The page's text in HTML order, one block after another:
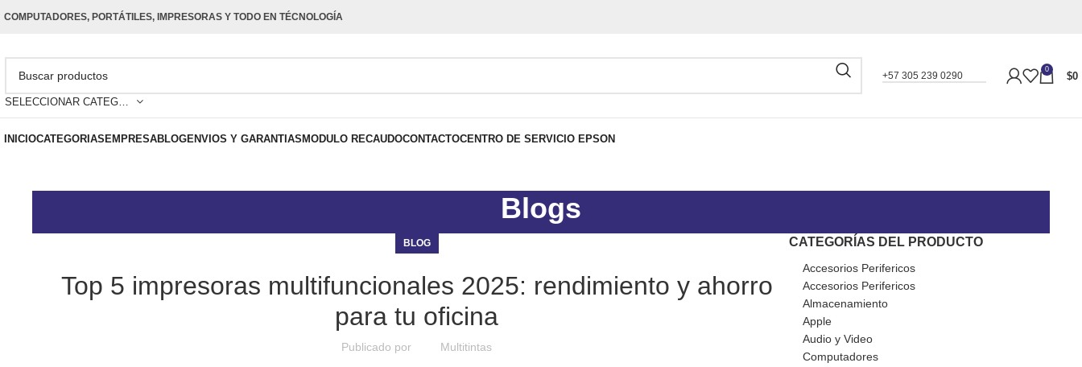
COMPUTADORES, PORTÁTILES, IMPRESORAS Y TODO EN TÉCNOLOGÍA
SELECCIONAR CATEGORÍA
+57 305 239 0290
0
$0
INICIOCATEGORIASEMPRESABLOGENVIOS Y GARANTIASMODULO RECAUDOCONTACTOCENTRO DE SERVICIO EPSON
Blogs
BLOG
Top 5 impresoras multifuncionales 2025: rendimiento y ahorro
para tu oficina
Publicado por Multitintas
CATEGORÍAS DEL PRODUCTO
Accesorios Perifericos
Accesorios Perifericos
Almacenamiento
Apple
Audio y Video
Computadores